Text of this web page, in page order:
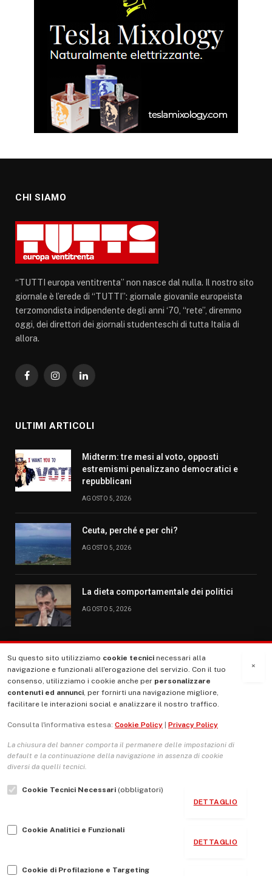
CHI SIAMO
“TUTTI europa ventitrenta” non nasce dal nulla. Il nostro sito
giornale è l’erede di “TUTTI”: giornale giovanile europeista
terzomondista indipendente degli anni ‘70, “rete”, diremmo
oggi, dei direttori dei giornali studenteschi di tutta Italia di
allora.
FacebookInstagramLinkedIn
ULTIMI ARTICOLI
Midterm: tre mesi al voto, opposti
estremismi penalizzano democratici e
repubblicani
AGOSTO 5, 2026
Ceuta, perché e per chi?
AGOSTO 5, 2026
La dieta comportamentale dei politici
AGOSTO 5, 2026
MENU
La Nostra Storia
Le Copertine
L’Associazione
Indirizzo Socio Politico Culturale
Guida per le autrici e gli autori
×
Su questo sito utilizziamo cookie tecnici necessari alla
navigazione e funzionali all'erogazione del servizio. Con il tuo
consenso, utilizziamo i cookie anche per personalizzare
contenuti ed annunci, per fornirti una navigazione migliore,
facilitare le interazioni social e analizzare il nostro traffico.
Consulta l'informativa estesa: Cookie Policy Privacy Policy
La chiusura del banner comporta il permanere delle impostazioni di
default e la continuazione della navigazione in assenza di cookie
diversi da quelli tecnici.
Cookie Tecnici Necessari (obbligatori)
DETTAGLIO
Cookie Analitici e Funzionali
DETTAGLIO
Cookie di Profilazione e Targeting